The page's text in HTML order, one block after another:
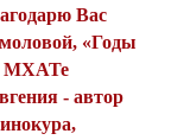
Вас
«Годы
МХАТе
- автор